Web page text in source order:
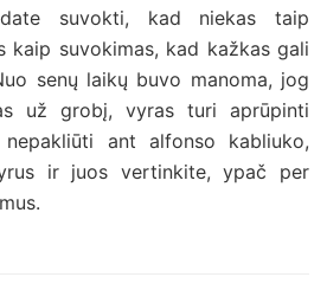
suvokti, kad niekas taip
kaip suvokimas, kad kažkas gali
senų laikų buvo manoma, jog
už grobį, vyras turi aprūpinti
ant alfonso kabliuko,
ir juos vertinkite, ypač per